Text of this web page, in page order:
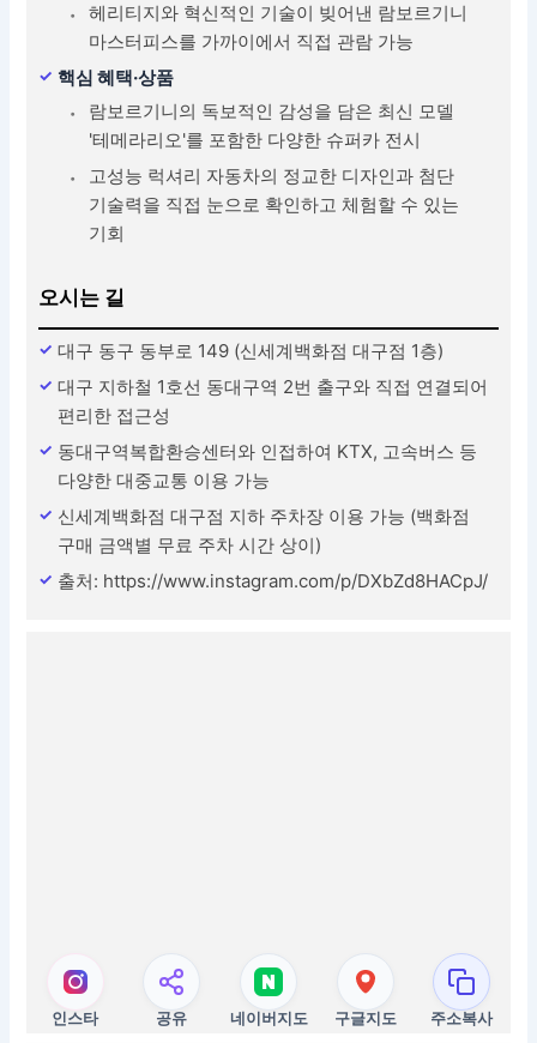
헤리티지와 혁신적인 기술이 빚어낸 람보르기니
마스터피스를 가까이에서 직접 관람 가능
핵심 혜택·상품
람보르기니의 독보적인 감성을 담은 최신 모델
'테메라리오'를 포함한 다양한 슈퍼카 전시
고성능 럭셔리 자동차의 정교한 디자인과 첨단
기술력을 직접 눈으로 확인하고 체험할 수 있는
기회
오시는 길
대구 동구 동부로 149 (신세계백화점 대구점 1층)
대구 지하철 1호선 동대구역 2번 출구와 직접 연결되어
편리한 접근성
동대구역복합환승센터와 인접하여 KTX, 고속버스 등
다양한 대중교통 이용 가능
신세계백화점 대구점 지하 주차장 이용 가능 (백화점
구매 금액별 무료 주차 시간 상이)
출처: https://www.instagram.com/p/DXbZd8HACpJ/
인스타 공유 네이버지도 구글지도 주소복사